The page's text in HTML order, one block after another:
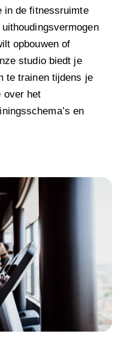
in de fitnessruimte
opbouwen of
studio biedt je
te trainen tijdens je
over het
en